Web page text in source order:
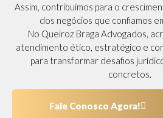
Assim, contribuímos para o
dos negócios que confiamos
No Queiroz Braga Advogados,
atendimento ético, estratégico e
para transformar desafios
concretos.
Fale Conosco Agora!